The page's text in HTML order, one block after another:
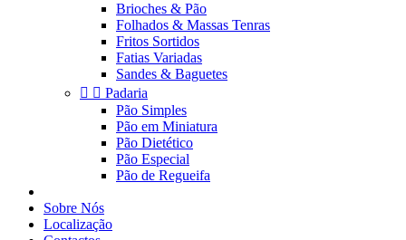
Brioches & Pão
Folhados & Massas Tenras
Fritos Sortidos
Fatias Variadas
Sandes & Baguetes
  Padaria
Pão Simples
Pão em Miniatura
Pão Dietético
Pão Especial
Pão de Regueifa
Sobre Nós
Localização